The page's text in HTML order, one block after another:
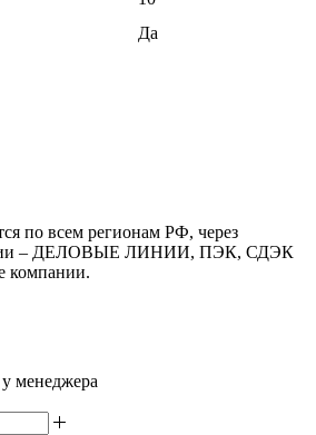
Да
по всем регионам РФ, через
– ДЕЛОВЫЕ ЛИНИИ, ПЭК, СДЭК
компании.
менеджера